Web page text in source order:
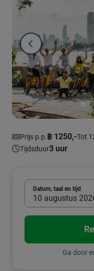
Prijs p.p.฿ 1250,-Tot
Tijdsduur3 uur
Datum, taal en tijd
10 augustus
Ga door